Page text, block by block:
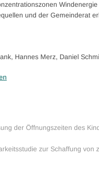
und der Gemeinderat
Hannes Merz, Daniel
der Öffnungszeiten des
zur Schaffung